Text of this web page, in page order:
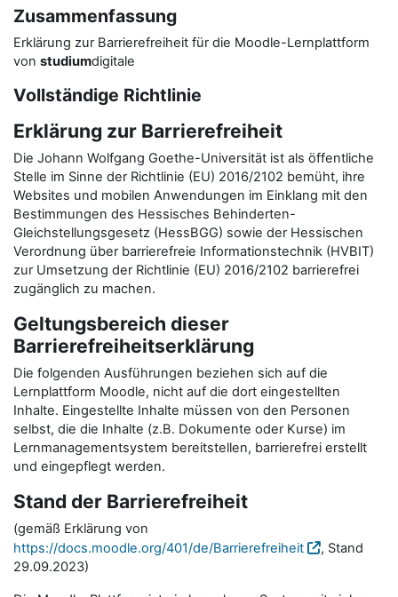
Zusammenfassung
Erklärung zur Barrierefreiheit für die Moodle-Lernplattform
von studiumdigitale
Vollständige Richtlinie
Erklärung zur Barrierefreiheit
Die Johann Wolfgang Goethe-Universität ist als öffentliche
Stelle im Sinne der Richtlinie (EU) 2016/2102 bemüht, ihre
Websites und mobilen Anwendungen im Einklang mit den
Bestimmungen des Hessisches Behinderten-
Gleichstellungsgesetz (HessBGG) sowie der Hessischen
Verordnung über barrierefreie Informationstechnik (HVBIT)
zur Umsetzung der Richtlinie (EU) 2016/2102 barrierefrei
zugänglich zu machen.
Geltungsbereich dieser
Barrierefreiheitserklärung
Die folgenden Ausführungen beziehen sich auf die
Lernplattform Moodle, nicht auf die dort eingestellten
Inhalte. Eingestellte Inhalte müssen von den Personen
selbst, die die Inhalte (z.B. Dokumente oder Kurse) im
Lernmanagementsystem bereitstellen, barrierefrei erstellt
und eingepflegt werden.
Stand der Barrierefreiheit
(gemäß Erklärung von
https://docs.moodle.org/401/de/Barrierefreiheit
, Stand
29.09.2023)